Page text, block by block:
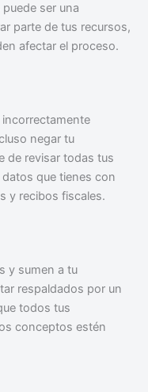
ser una
parte de tus recursos,
afectar el proceso.
negar tu
de revisar todas tus
que tienes con
y recibos fiscales.
y sumen a tu
respaldados por un
todos tus
conceptos estén